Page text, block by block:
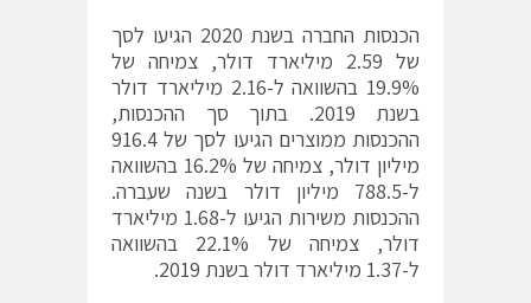
הכנסות החברה בשנת 2020 הגיעו לסך
של 2.59 מיליארד דולר, צמיחה של
19.9% בהשוואה ל-2.16 מיליארד דולר
בשנת 2019. בתוך סך ההכנסות,
ההכנסות ממוצרים הגיעו לסך של 916.4
מיליון דולר, צמיחה של 16.2% בהשוואה
ל-788.5 מיליון דולר בשנה שעברה.
ההכנסות משירות הגיעו ל-1.68 מיליארד
דולר, צמיחה של 22.1% בהשוואה
ל-1.37 מיליארד דולר בשנת 2019.